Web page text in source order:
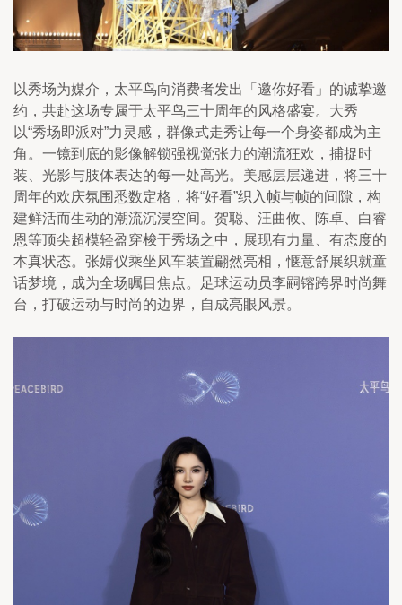
以秀场为媒介，太平鸟向消费者发出「邀你好看」的诚挚邀
约，共赴这场专属于太平鸟三十周年的风格盛宴。大秀
以“秀场即派对”力灵感，群像式走秀让每一个身姿都成为主
角。一镜到底的影像解锁强视觉张力的潮流狂欢，捕捉时
装、光影与肢体表达的每一处高光。美感层层递进，将三十
周年的欢庆氛围悉数定格，将“好看”织入帧与帧的间隙，构
建鲜活而生动的潮流沉浸空间。贺聪、汪曲攸、陈卓、白睿
恩等顶尖超模轻盈穿梭于秀场之中，展现有力量、有态度的
本真状态。张婧仪乘坐风车装置翩然亮相，惬意舒展织就童
话梦境，成为全场瞩目焦点。足球运动员李嗣镕跨界时尚舞
台，打破运动与时尚的边界，自成亮眼风景。